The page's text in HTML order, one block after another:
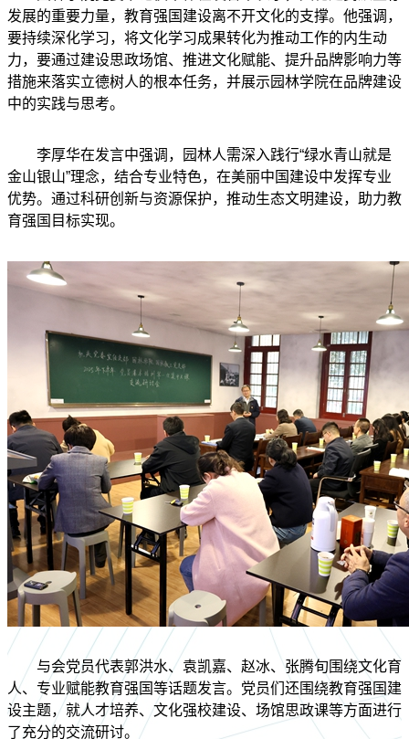
发展的重要力量，教育强国建设离不开文化的支撑。他强调，
要持续深化学习，将文化学习成果转化为推动工作的内生动
力，要通过建设思政场馆、推进文化赋能、提升品牌影响力等
措施来落实立德树人的根本任务，并展示园林学院在品牌建设
中的实践与思考。
李厚华在发言中强调，园林人需深入践行“绿水青山就是
金山银山”理念，结合专业特色，在美丽中国建设中发挥专业
优势。通过科研创新与资源保护，推动生态文明建设，助力教
育强国目标实现。
与会党员代表郭洪水、袁凯嘉、赵冰、张腾旬围绕文化育
人、专业赋能教育强国等话题发言。党员们还围绕教育强国建
设主题，就人才培养、文化强校建设、场馆思政课等方面进行
了充分的交流研讨。